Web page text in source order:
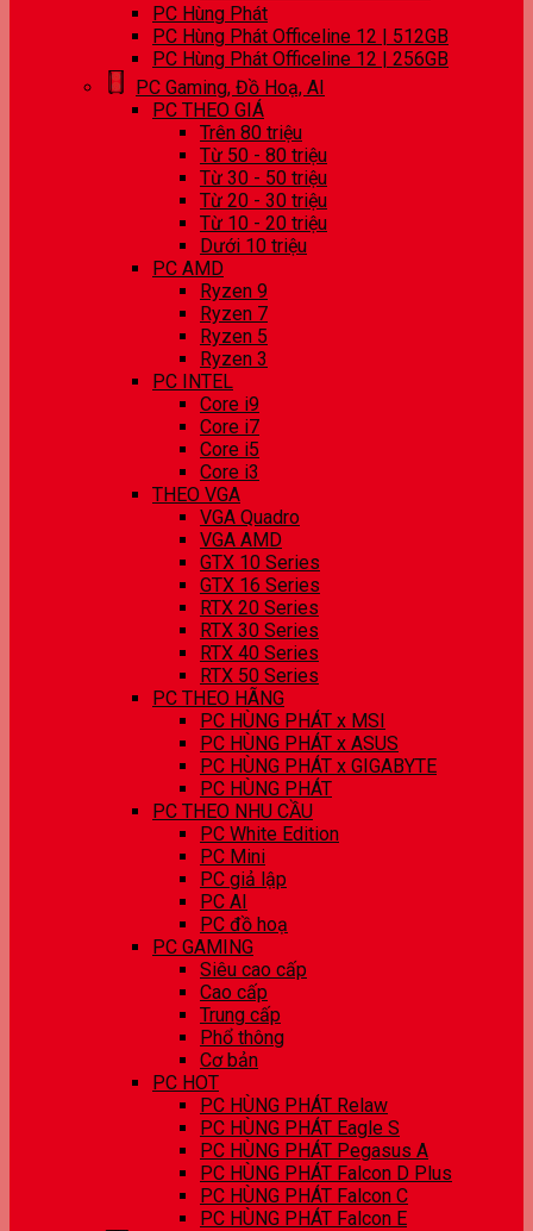
PC Hùng Phát
PC Hùng Phát Officeline 12 | 512GB
PC Hùng Phát Officeline 12 | 256GB
PC Gaming, Đồ Hoạ, AI
PC THEO GIÁ
Trên 80 triệu
Từ 50 - 80 triệu
Từ 30 - 50 triệu
Từ 20 - 30 triệu
Từ 10 - 20 triệu
Dưới 10 triệu
PC AMD
Ryzen 9
Ryzen 7
Ryzen 5
Ryzen 3
PC INTEL
Core i9
Core i7
Core i5
Core i3
THEO VGA
VGA Quadro
VGA AMD
GTX 10 Series
GTX 16 Series
RTX 20 Series
RTX 30 Series
RTX 40 Series
RTX 50 Series
PC THEO HÃNG
PC HÙNG PHÁT x MSI
PC HÙNG PHÁT x ASUS
PC HÙNG PHÁT x GIGABYTE
PC HÙNG PHÁT
PC THEO NHU CẦU
PC White Edition
PC Mini
PC giả lập
PC AI
PC đồ hoạ
PC GAMING
Siêu cao cấp
Cao cấp
Trung cấp
Phổ thông
Cơ bản
PC HOT
PC HÙNG PHÁT Relaw
PC HÙNG PHÁT Eagle S
PC HÙNG PHÁT Pegasus A
PC HÙNG PHÁT Falcon D Plus
PC HÙNG PHÁT Falcon C
PC HÙNG PHÁT Falcon E